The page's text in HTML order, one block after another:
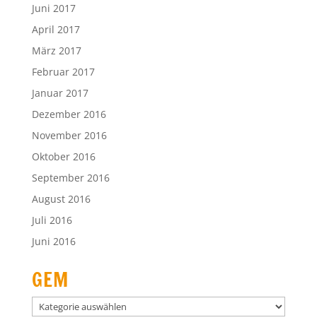
Juni 2017
April 2017
März 2017
Februar 2017
Januar 2017
Dezember 2016
November 2016
Oktober 2016
September 2016
August 2016
Juli 2016
Juni 2016
GEM
GEM